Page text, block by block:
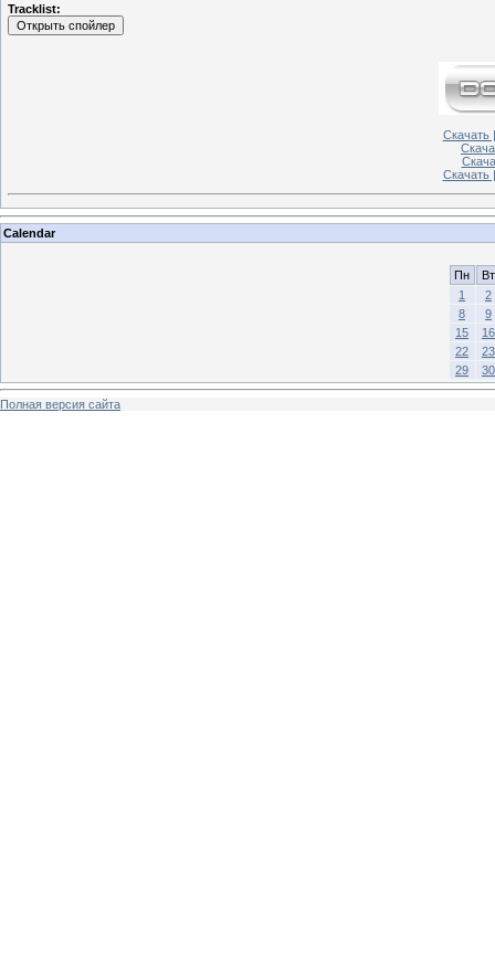
Tracklist:
Скачать
Скачать
Calendar
Пн
Вт
1
2
8
9
15
16
22
23
29
30
Полная версия сайта